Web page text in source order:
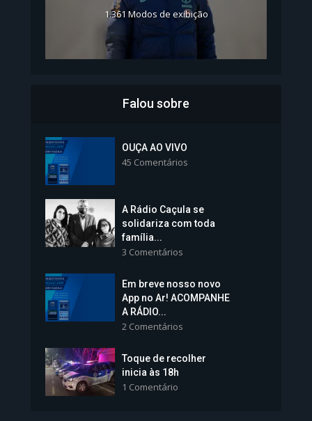
1.361 Modos de exibição
Colégios da Polícia...
Vice-Prefeita Sheila Lemos
tomará posse nesta...
1.101 Modos de exibição
Falou sobre
OUÇA AO VIVO
45 Comentários
A Rádio Caçula se
solidariza com toda
família...
3 Comentários
Em breve nosso novo
App no Ar! ACOMPANHE
A RÁDIO...
2 Comentários
Toque de recolher
inicia às 18h
1 Comentário